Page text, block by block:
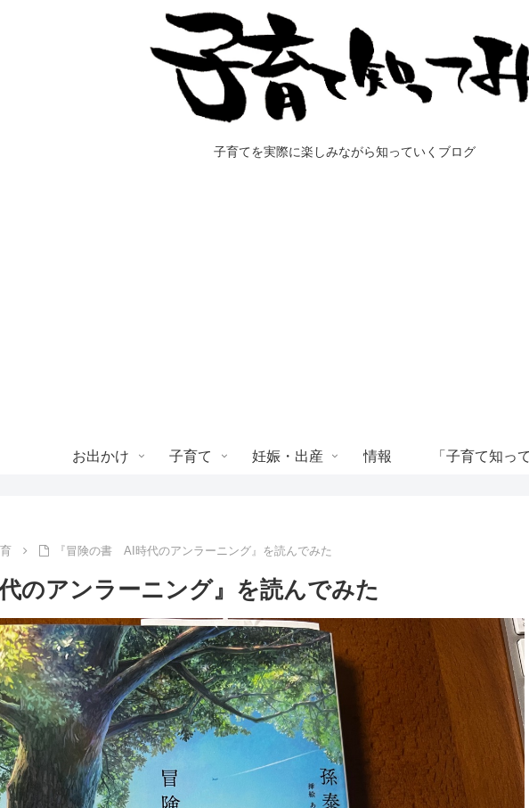
子育てを実際に楽しみながら知っていくブログ
お出かけ 子育て 妊娠・出産 情報 「子育て知っ
『冒険の書 AI時代のアンラーニング』を読んでみた
のアンラーニング』を読んでみた